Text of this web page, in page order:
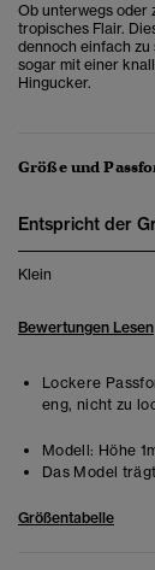
Ob unterwegs oder
tropisches Flair.
dennoch einfach zu
sogar mit einer
Hingucker.
Größe und
Entspricht der
Klein
Bewertungen Lesen
Lockere
eng, nicht zu
Modell: Höhe
Das Model
Größentabelle